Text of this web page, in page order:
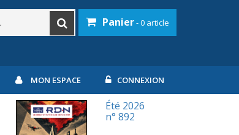
Panier- 0 article
MON ESPACE CONNEXION
Été 2026
n° 892